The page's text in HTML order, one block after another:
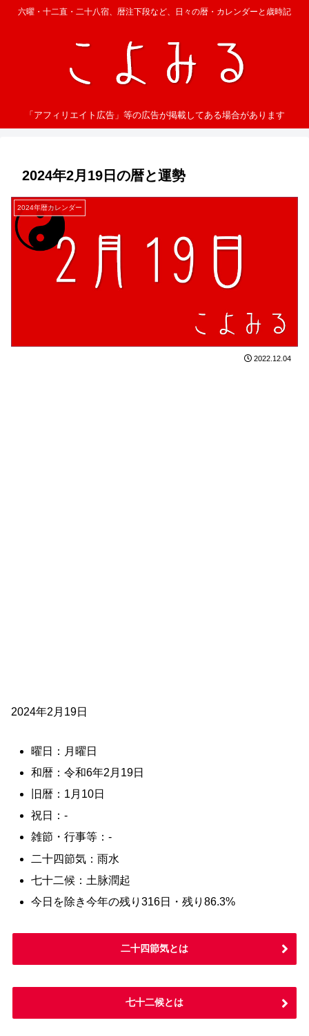
六曜・十二直・二十八宿、暦注下段など、日々の暦・カレンダーと歳時記
「アフィリエイト広告」等の広告が掲載してある場合があります
2024年2月19日の暦と運勢
2024年暦カレンダー
2022.12.04
2024年2月19日
曜日：月曜日
和暦：令和6年2月19日
旧暦：1月10日
祝日：-
雑節・行事等：-
二十四節気：雨水
七十二候：土脉潤起
今日を除き今年の残り316日・残り86.3%
二十四節気とは
七十二候とは